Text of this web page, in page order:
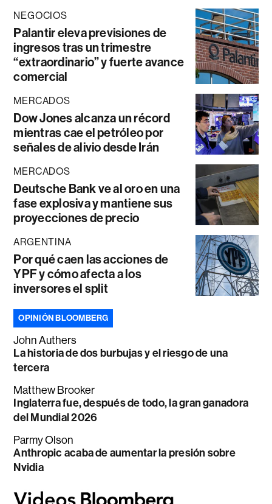
NEGOCIOS
Palantir eleva previsiones de
ingresos tras un trimestre
“extraordinario” y fuerte avance
comercial
MERCADOS
Dow Jones alcanza un récord
mientras cae el petróleo por
señales de alivio desde Irán
MERCADOS
Deutsche Bank ve al oro en una
fase explosiva y mantiene sus
proyecciones de precio
ARGENTINA
Por qué caen las acciones de
YPF y cómo afecta a los
inversores el split
OPINIÓN BLOOMBERG
John Authers
La historia de dos burbujas y el riesgo de una
tercera
Matthew Brooker
Inglaterra fue, después de todo, la gran ganadora
del Mundial 2026
Parmy Olson
Anthropic acaba de aumentar la presión sobre
Nvidia